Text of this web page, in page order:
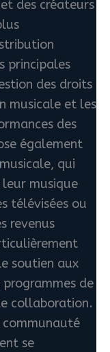
des créateurs
principales
des droits
musicale et les
des
également
qui
musique
télévisées ou
revenus
soutien aux
de
collaboration.
communauté
se